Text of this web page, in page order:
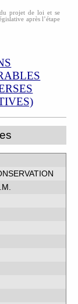
projet de loi et se
après l’étape